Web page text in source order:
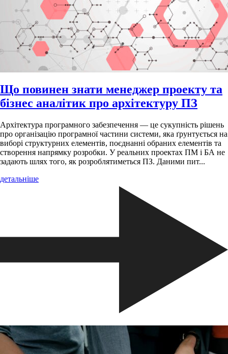
Що повинен знати менеджер проекту та
бізнес аналітик про архітектуру ПЗ
Архітектура програмного забезпечення — це сукупність рішень
про організацію програмної частини системи, яка ґрунтується на
виборі структурних елементів, поєднанні обраних елементів та
створення напрямку розробки. У реальних проектах ПМ і БА не
задають шлях того, як розроблятиметься ПЗ. Даними пит...
детальніше